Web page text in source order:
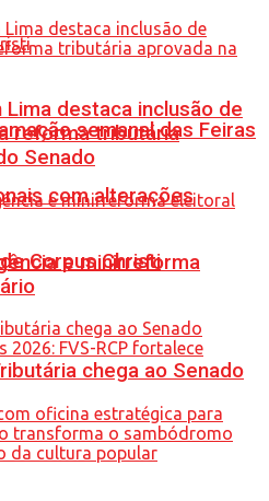
semanal das Feiras
com alterações
Corpus Christi
Lima destaca inclusão de
reforma tributária
Senado
e minirreforma
chega ao Senado